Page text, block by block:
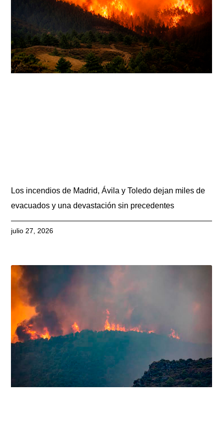
Los incendios de Madrid, Ávila y Toledo dejan miles de
evacuados y una devastación sin precedentes
julio 27, 2026